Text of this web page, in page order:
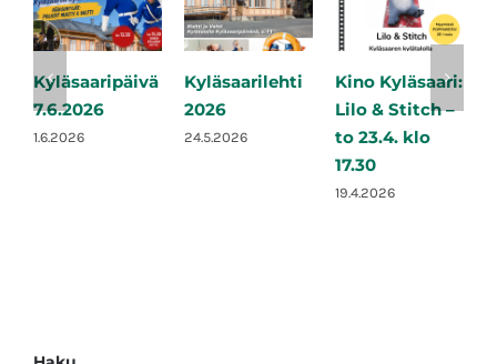
Kyläsaaripäivä
7.6.2026
1.6.2026
Kyläsaarilehti
2026
24.5.2026
Kino Kyläsaari:
Lilo & Stitch –
to 23.4. klo
17.30
19.4.2026